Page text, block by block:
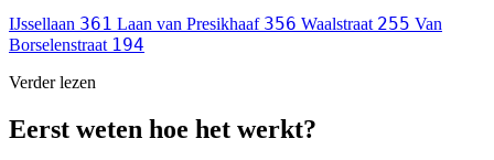
IJssellaan 361 Laan van Presikhaaf 356 Waalstraat 255 Van
Borselenstraat 194
Verder lezen
Eerst weten hoe het werkt?